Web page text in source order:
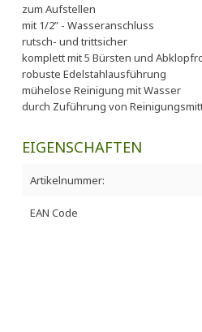
zum Aufstellen
mit 1/2” - Wasseranschluss
rutsch- und trittsicher
komplett mit 5 Bürsten und
robuste Edelstahlausführung
mühelose Reinigung mit Wasser
durch Zuführung von
EIGENSCHAFTEN
Artikelnummer:
EAN Code